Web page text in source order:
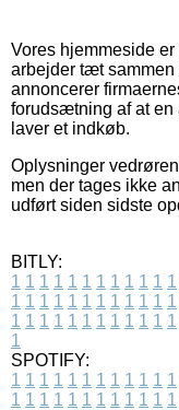
Vores hjemmeside
arbejder tæt sammen
annoncerer
forudsætning af at en
laver et indkøb.
Oplysninger
men der tages ikke
udført siden sidste
BITLY:
1 1 1 1 1 1 1 1 1 1 1 1
1 1 1 1 1 1 1 1 1 1 1 1
1 1 1 1 1 1 1 1 1 1 1 1
1
SPOTIFY:
1 1 1 1 1 1 1 1 1 1 1 1
1 1 1 1 1 1 1 1 1 1 1 1